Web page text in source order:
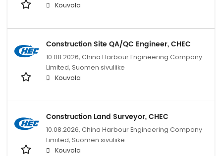
Kouvola
Construction Site QA/QC Engineer, CHEC
10.08.2026, China Harbour Engineering Company
Limited, Suomen sivuliike
Kouvola
Construction Land Surveyor, CHEC
10.08.2026, China Harbour Engineering Company
Limited, Suomen sivuliike
Kouvola